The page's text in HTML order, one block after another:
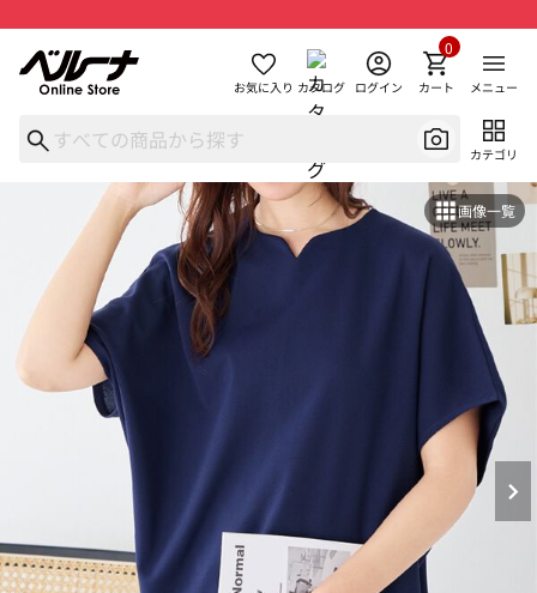
お気に入り カタログ ログイン カート
0
メニュー
カテゴリ
画像一覧